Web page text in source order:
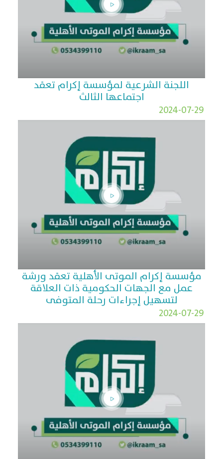
اللجنة الشرعية لمؤسسة إكرام تعقد
اجتماعها الثالث
2024-07-29
مؤسسة إكرام الموتى الأهلية تعقد ورشة
عمل مع الجهات الحكومية ذات العلاقة
لتسهيل إجراءات رحلة المتوفى
2024-07-29